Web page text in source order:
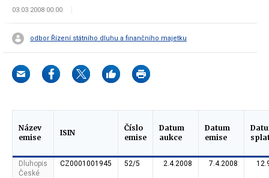
03.03.2008 00:00
odbor Řízení státního dluhu a finančního majetku
Název
emise
ISIN
Číslo
emise
Datum
aukce
Datum
emise
Dluhopis
České
CZ0001001945 52/5 2.4.2008 7.4.2008